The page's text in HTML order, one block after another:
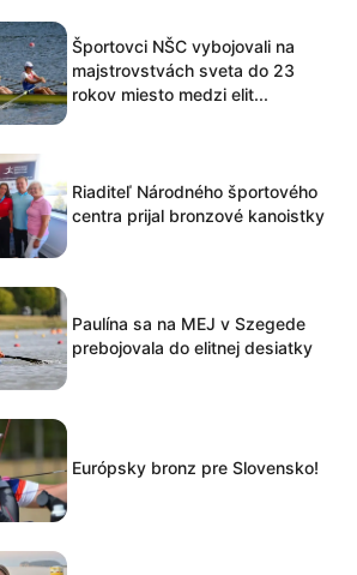
Športovci NŠC vybojovali na
majstrovstvách sveta do 23
rokov miesto medzi elit...
Riaditeľ Národného športového
centra prijal bronzové kanoistky
Paulína sa na MEJ v Szegede
prebojovala do elitnej desiatky
Európsky bronz pre Slovensko!